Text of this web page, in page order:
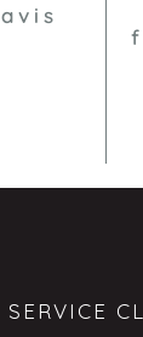
SERVICE